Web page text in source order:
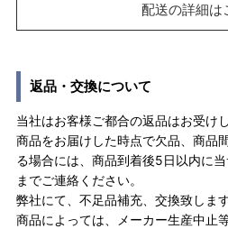
配送の詳細は
返品・交換について
当社はお客様ご都合の返品はお受け
商品をお届けした時点で欠品、商品
る場合には、商品到着後5日以内に
までご連絡ください。
弊社にて、不足品補充、交換致します
商品によっては、メーカー生産中止